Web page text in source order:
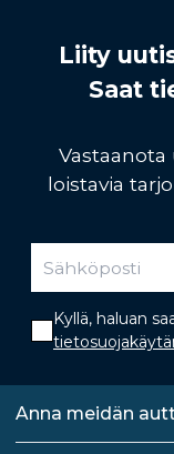
Liity
Saat
loistavia
Kyllä, haluan
Anna meidän